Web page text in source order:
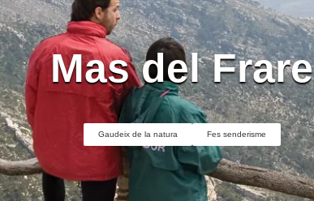
Mas del Frare
Gaudeix de la natura Fes senderisme